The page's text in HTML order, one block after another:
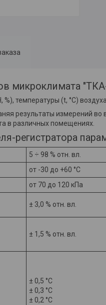
микроклимата
температуры (t, °С)
результаты измерений
в различных помещениях.
регистратора
5 ÷ 98 % отн. вл.
от -30 до +60 °С
от 70 до 120 кПа
± 3,0 % отн. вл.
± 1,5 % отн. вл.
± 0,5 °С
± 0,3 °С
± 0,2 °С